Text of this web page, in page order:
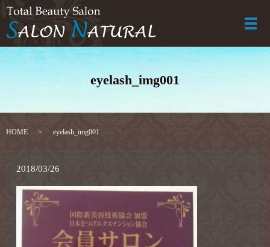
メ
eyelash_img001
HOME eyelash_img001
2018/03/26